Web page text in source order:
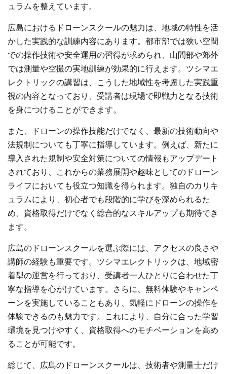
ュラムを整えています。
広島におけるドローンスクールの魅力は、地域の特性を活
かした実践的な訓練内容にあります。都市部では狭い空間
での操作技術や安全運用の習得が求められ、山間部や郊外
では測量や空撮の実地訓練が効果的に行えます。ツシマエ
レクトリックの講習は、こうした地域性を考慮した実践重
視の内容となっており、受講者は現場で即戦力となる技術
を身につけることができます。
また、ドローンの操作技能だけでなく、最新の技術動向や
法規制についても丁寧に指導しています。例えば、新たに
導入された規制や安全対策についての情報もアップデート
されており、これからの業務展開や趣味としてのドローン
ライフにおいても役立つ知識を得られます。独自のカリキ
ュラムにより、初心者でも段階的に学びを深められるた
め、資格取得だけでなく総合的なスキルアップも期待でき
ます。
広島のドローンスクールを選ぶ際には、アクセスの良さや
講師の経験も重要です。ツシマエレクトリックは、地域密
着型の運営を行っており、受講者一人ひとりに合わせた丁
寧な指導を心がけています。さらに、無料体験やキャンペ
ーンを実施していることもあり、気軽にドローンの操作を
体験できるのも魅力です。これにより、自分に合った学習
環境を見つけやすく、資格取得へのモチベーションを高め
ることが可能です。
総じて、広島のドローンスクールは、技術者や測量士だけ